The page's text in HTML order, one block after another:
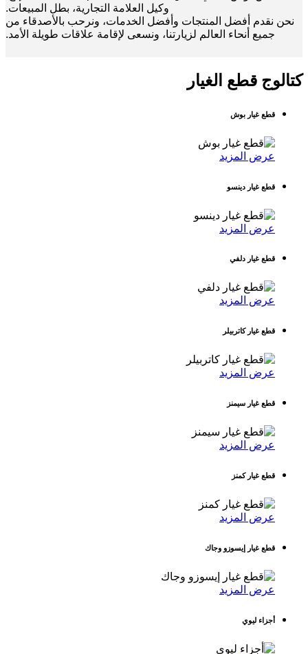
وكيل العلامة التجارية، بطل المبيعات.
نحن نقدم أفضل المنتجات وأفضل الخدمات، ونرحب بالأصدقاء من
جميع أنحاء العالم لزيارتنا، ونسعى لإقامة علاقات طويلة الأمد.
كتالوج قطع الغيار
قطع غيار بوش
عرض المزيد
قطع غيار دينسو
عرض المزيد
قطع غيار دلفي
عرض المزيد
قطع غيار كاتربيلر
عرض المزيد
قطع غيار سيمنز
عرض المزيد
قطع غيار كمنز
عرض المزيد
قطع غيار إيسوزو وجاك
عرض المزيد
أجزاء ليوي